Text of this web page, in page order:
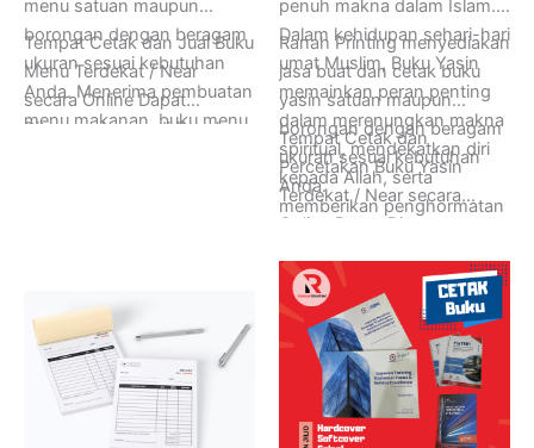
menu satuan maupun
borongan dengan beragam
ukuran sesuai kebutuhan
Anda. Menerima pembuatan
menu makanan, buku menu
Tempat Cetak dan Jual Buku
Menu Terdekat / Near
secara Online Dapat
Ditunggu hanya di Ranah
8005-9274.
penuh makna dalam Islam.
Dalam kehidupan sehari-hari
umat Muslim, Buku Yasin
memainkan peran penting
dalam merenungkan makna
spiritual, mendekatkan diri
kepada Allah, serta
memberikan penghormatan
mereka yang telah pergi.
Dengan ayat-ayat suci yang
penuh kebijaksanaan dan
kebenaran, Buku Yasin terus
memancarkan cahaya
spiritual dalam kehidupan
Muslim di seluruh dunia.
Ranah Printing menyediakan
jasa buat dan cetak buku
yasin satuan maupun
borongan dengan beragam
ukuran sesuai kebutuhan
Anda.
Tempat Cetak dan
Percetakan Buku Yasin
Terdekat / Near secara
Online Dapat Ditunggu
Buka 24 Jam Setiap Hari
Senin sampai Minggu.
Informasi Lebih Lanjut
Hubungi Ranah Printing di
Whatsapp (+62) 0852-
8005-9274.